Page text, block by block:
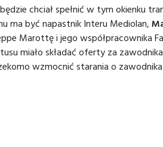
chciał spełnić w tym okienku
ma być napastnik Interu Mediolan,
Marottę i jego współpracownika
miało składać oferty za
wzmocnić starania o